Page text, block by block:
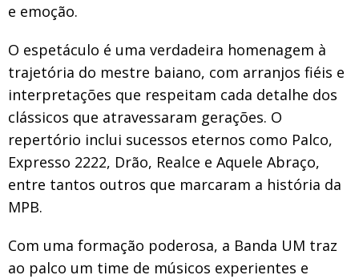
e emoção.
O espetáculo é uma verdadeira homenagem à
trajetória do mestre baiano, com arranjos fiéis e
interpretações que respeitam cada detalhe dos
clássicos que atravessaram gerações. O
repertório inclui sucessos eternos como Palco,
Expresso 2222, Drão, Realce e Aquele Abraço,
entre tantos outros que marcaram a história da
MPB.
Com uma formação poderosa, a Banda UM traz
ao palco um time de músicos experientes e